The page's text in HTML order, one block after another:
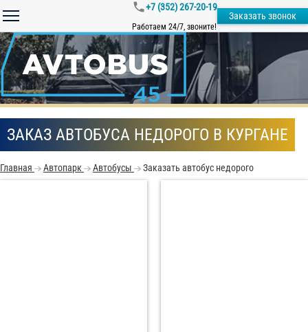
+7 (352) 267-20-19
Работаем 24/7, звоните!
Заказать звонок
ЗАКАЗ АВТОБУСА НЕДОРОГО В КУРГАНЕ
Главная Автопарк Автобусы Заказать автобус недорого